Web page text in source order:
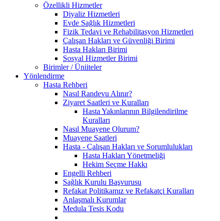
Özellikli Hizmetler
Diyaliz Hizmetleri
Evde Sağlık Hizmetleri
Fizik Tedavi ve Rehabilitasyon Hizmetleri
Çalışan Hakları ve Güvenliği Birimi
Hasta Hakları Birimi
Sosyal Hizmetler Birimi
Birimler / Üniiteler
Yönlendirme
Hasta Rehberi
Nasıl Randevu Alınır?
Ziyaret Saatleri ve Kuralları
Hasta Yakınlarının Bilgilendirilme
Kuralları
Nasıl Muayene Olurum?
Muayene Saatleri
Hasta - Çalışan Hakları ve Sorumlulukları
Hasta Hakları Yönetmeliği
Hekim Seçme Hakkı
Engelli Rehberi
Sağlık Kurulu Başvurusu
Refakat Politikamız ve Refakatçi Kuralları
Anlaşmalı Kurumlar
Medula Tesis Kodu